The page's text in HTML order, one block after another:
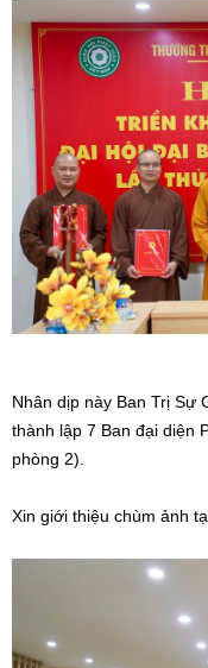
Nhân dịp này Ban Trị Sự
thành lập 7 Ban đại diện
phòng 2).
Xin giới thiệu chùm ảnh